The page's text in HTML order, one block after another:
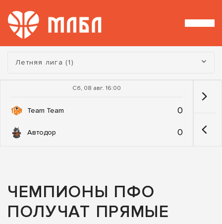
Турнир:
Летняя лига (1)
Сб, 08 авг. 16:00
Team Team 0
Автодор 0
ЧЕМПИОНЫ ПФО
ПОЛУЧАТ ПРЯМЫЕ